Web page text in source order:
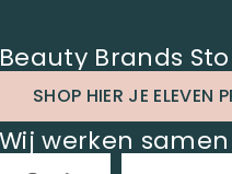
Beauty Brands
SHOP HIER JE ELEVEN
Wij werken